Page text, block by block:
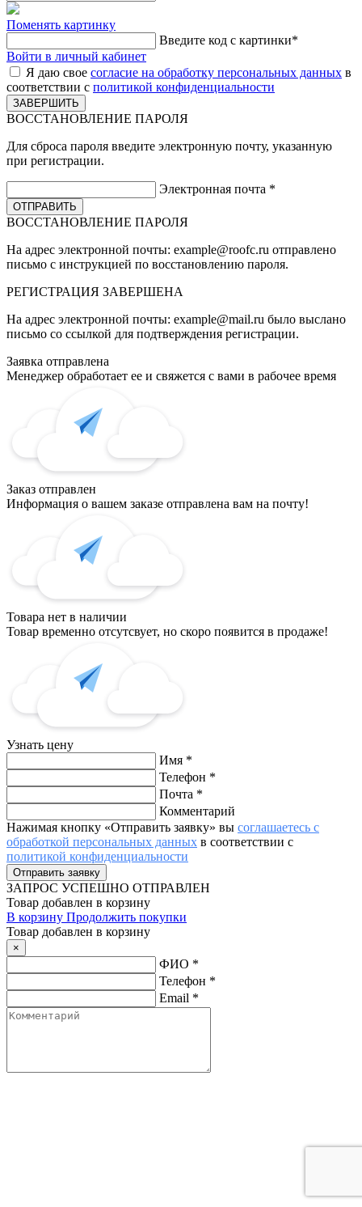
Поменять картинку
Введите код с картинки*
Войти в личный кабинет
Я даю свое согласие на обработку персональных данных в
соответствии с политикой конфиденциальности
ВОССТАНОВЛЕНИЕ ПАРОЛЯ
Для сброса пароля введите электронную почту, указанную
при регистрации.
Электронная почта *
ВОССТАНОВЛЕНИЕ ПАРОЛЯ
На адрес электронной почты: example@roofc.ru отправлено
письмо с инструкцией по восстановлению пароля.
РЕГИСТРАЦИЯ ЗАВЕРШЕНА
На адрес электронной почты: example@mail.ru было выслано
письмо со ссылкой для подтверждения регистрации.
Заявка отправлена
Менеджер обработает ее и свяжется с вами в рабочее время
Заказ отправлен
Информация о вашем заказе отправлена вам на почту!
Товара нет в наличии
Товар временно отсутсвует, но скоро появится в продаже!
Узнать цену
Имя *
Телефон *
Почта *
Комментарий
Нажимая кнопку «Отправить заявку» вы соглашаетесь с
обработкой персональных данных в соответствии с
политикой конфиденциальности
ЗАПРОС УСПЕШНО ОТПРАВЛЕН
Товар добавлен в корзину
В корзину Продолжить покупки
Товар добавлен в корзину
×
ФИО *
Телефон *
Email *